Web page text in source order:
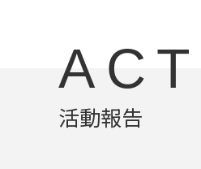
活動報告